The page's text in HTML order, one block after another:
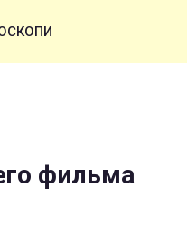
фильма